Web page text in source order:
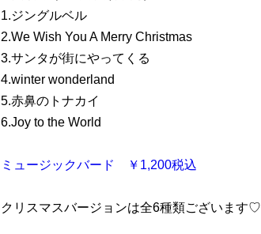
1.ジングルベル
2.We Wish You A Merry Christmas
3.サンタが街にやってくる
4.winter wonderland
5.赤鼻のトナカイ
6.Joy to the World
ミュージックバード ￥1,200税込
クリスマスバージョンは全6種類ございます♡